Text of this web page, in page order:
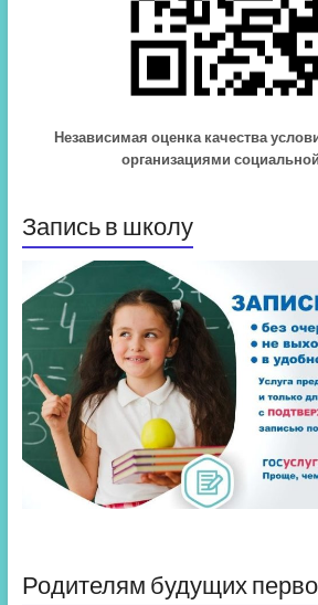
Независимая оценка качества
организациями
Запись в школу
Родителям будущих